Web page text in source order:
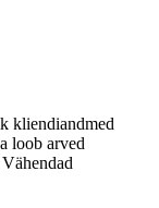
kliendiandmed
loob arved